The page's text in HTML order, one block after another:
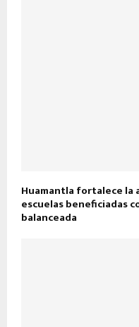
Huamantla fortalece la
escuelas beneficiadas
balanceada